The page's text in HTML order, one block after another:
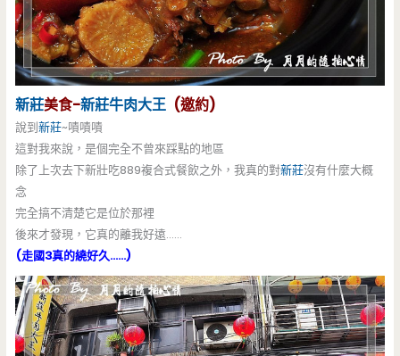
新莊美食-新莊牛肉大王 (邀約)
說到新莊~嘖嘖嘖
這對我來說，是個完全不曾來踩點的地區
除了上次去下新壯吃889複合式餐飲之外，我真的對新莊沒有什麼大概
念
完全搞不清楚它是位於那裡
後來才發現，它真的離我好遠……
(走國3真的繞好久……)